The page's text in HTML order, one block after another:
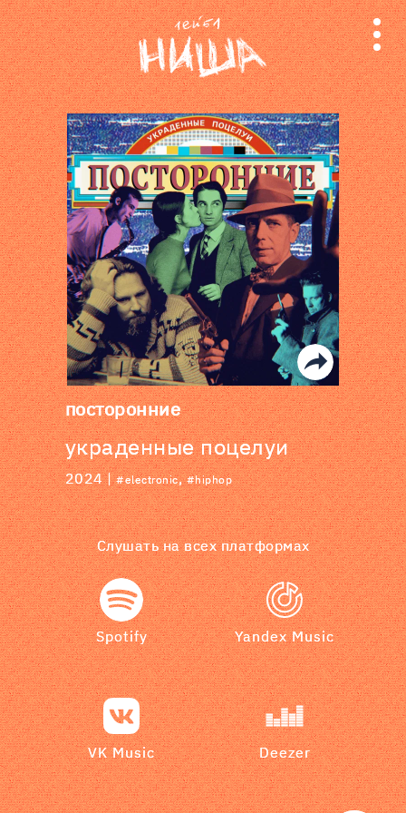
релизы
лейбл
поиск
посторонние
украденные поцелуи
2024 |#electronic,#hiphop
Слушать на всех платформах
Spotify Yandex Music
VK Music Deezer